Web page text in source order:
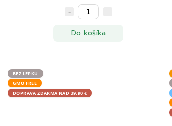
Do košíka
BEZ LEPKU
GMO FREE
DOPRAVA ZDARMA NAD 39,90 €